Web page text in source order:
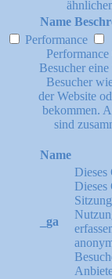
Name
Performance
Besucher
Besucher
der Website
bekommen.
sind
Name
_ga
Dieses